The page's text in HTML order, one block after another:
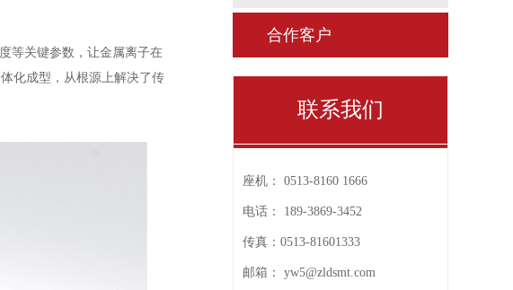
等关键参数，让金属离子在
化成型，从根源上解决了传
合作客户
联系我们
座机： 0513-8160 1666
电话： 189-3869-3452
传真： 0513-81601333
邮箱： yw5@zldsmt.com